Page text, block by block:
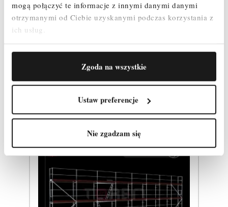
mogą połączyć te informacje z innymi danymi danymi
otrzymanymi od Ciebie uzyskanymi podczas korzystania z
ich usług.
Zgoda na wszystkie
Ustaw preferencje
Nie zgadzam się